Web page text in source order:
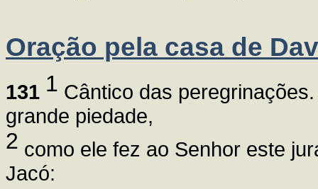
Oração pela casa de
131 1 Cântico das
grande piedade,
2 como ele fez ao Senhor este
Jacó: